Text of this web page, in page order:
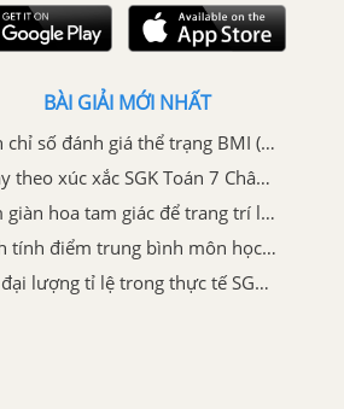
BÀI GIẢI MỚI NHẤT
Tính chỉ số đánh giá thể trạng BMI (Body mass index) SGK Toán 7 Chân trời sáng tạo
Nhảy theo xúc xắc SGK Toán 7 Chân trời sáng tạo
Làm giàn hoa tam giác để trang trí lớp học SGK Toán 7 Chân trời sáng tạo
Cách tính điểm trung bình môn học kì SGK Toán 7 Chân trời sáng tạo
Các đại lượng tỉ lệ trong thực tế SGK Toán 7 Chân trời sáng tạo